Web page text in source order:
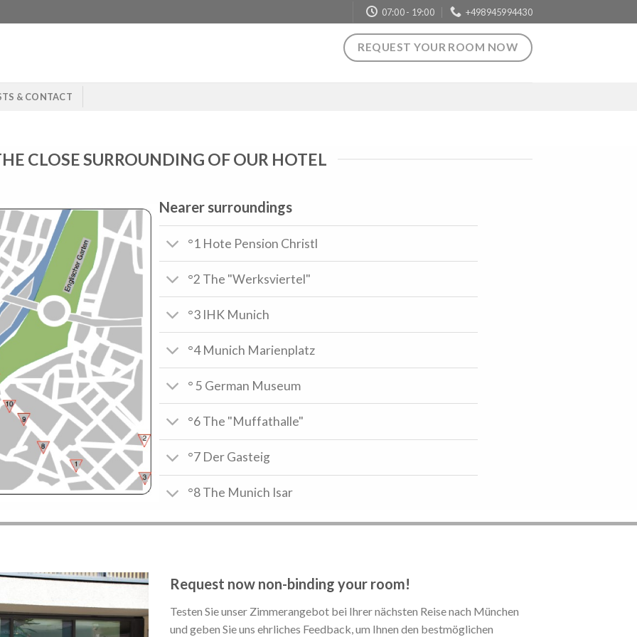
07:00 - 19:00 +498945994430
REQUEST YOUR ROOM NOW
& CONTACT
CLOSE SURROUNDING OF OUR HOTEL
Nearer surroundings
°1 Hote Pension Christl
°2 The "Werksviertel"
°3 IHK Munich
°4 Munich Marienplatz
° 5 German Museum
°6 The "Muffathalle"
°7 Der Gasteig
°8 The Munich Isar
Request now non-binding your room!
Testen Sie unser Zimmerangebot bei Ihrer nächsten Reise nach München
und geben Sie uns ehrliches Feedback, um Ihnen den bestmöglichen